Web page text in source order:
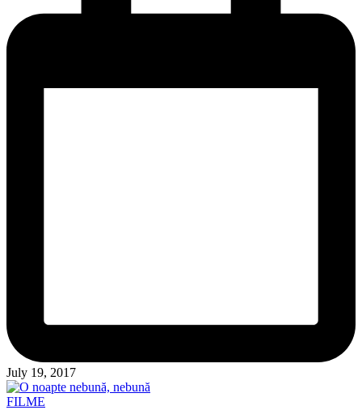
July 19, 2017
Posted
FILME